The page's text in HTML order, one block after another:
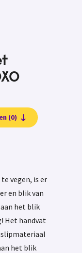
(0)
vegen, is er
en blik van
aan het blik
Het handvat
het blik